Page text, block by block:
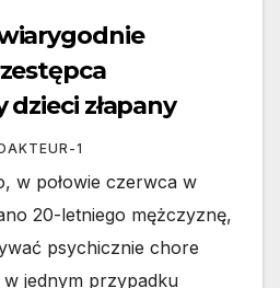
złapany
1
w połowie czerwca w
20-letniego mężczyznę,
psychicznie chore
jednym przypadku